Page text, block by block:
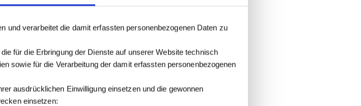
und verarbeitet die damit erfassten personenbezogenen Daten zu
für die Erbringung der Dienste auf unserer Website technisch
sowie für die Verarbeitung der damit erfassten personenbezogenen
ausdrücklichen Einwilligung einsetzen und die gewonnen
einsetzen: